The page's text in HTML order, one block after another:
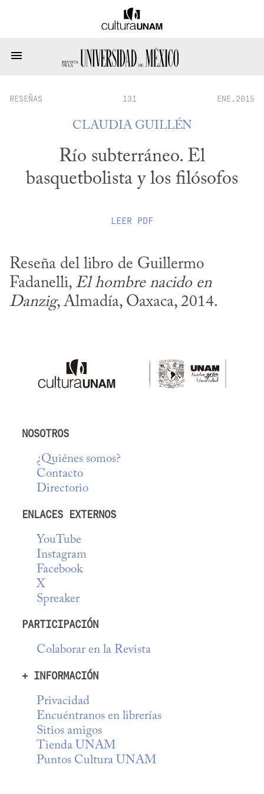
RESEÑAS 131 ENE.2015
CLAUDIA GUILLÉN
Río subterráneo. El
basquetbolista y los filósofos
LEER PDF
Reseña del libro de Guillermo
Fadanelli, El hombre nacido en
Danzig, Almadía, Oaxaca, 2014.
NOSOTROS
¿Quiénes somos?
Contacto
Directorio
ENLACES EXTERNOS
YouTube
Instagram
Facebook
X
Spreaker
PARTICIPACIÓN
Colaborar en la Revista
+ INFORMACIÓN
Privacidad
Encuéntranos en librerías
Sitios amigos
Tienda UNAM
Puntos Cultura UNAM